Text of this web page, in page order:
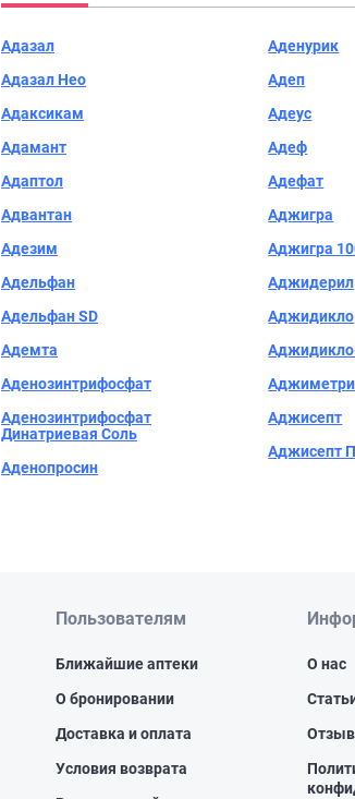
Адазал
Адазал Нео
Адаксикам
Адамант
Адаптол
Адвантан
Адезим
Адельфан
Адельфан SD
Адемта
Аденозинтрифосфат
Аденозинтрифосфат
Динатриевая Соль
Аденопросин
Аденурик
Адеп
Адеус
Адеф
Адефат
Аджигра
Аджигра
Аджидерил
Аджидикло
Аджисепт
Аджисепт
Пользователям
Ближайшие аптеки
О бронировании
Доставка и оплата
Условия возврата
О нас